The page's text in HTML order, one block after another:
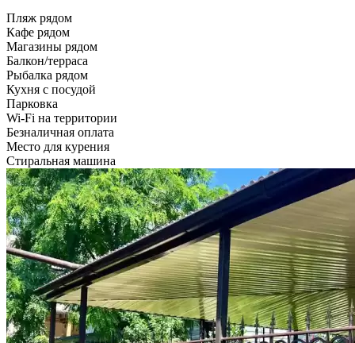
Пляж рядом
Кафе рядом
Магазины рядом
Балкон/терраса
Рыбалка рядом
Кухня с посудой
Парковка
Wi-Fi на территории
Безналичная оплата
Место для курения
Стиральная машина